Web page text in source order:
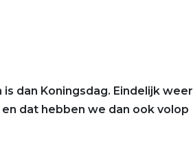
dan Koningsdag. Eindelijk weer
dat hebben we dan ook volop